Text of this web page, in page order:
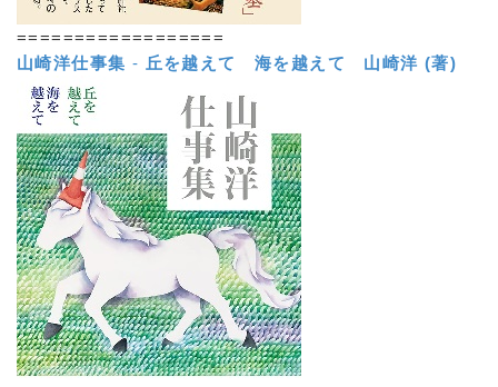
==================
山崎洋仕事集 - 丘を越えて 海を越えて 山崎洋 (著)